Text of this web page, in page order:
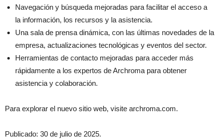
Navegación y búsqueda mejoradas para facilitar el acceso a
la información, los recursos y la asistencia.
Una sala de prensa dinámica, con las últimas novedades de la
empresa, actualizaciones tecnológicas y eventos del sector.
Herramientas de contacto mejoradas para acceder más
rápidamente a los expertos de Archroma para obtener
asistencia y colaboración.
Para explorar el nuevo sitio web, visite archroma.com.
Publicado: 30 de julio de 2025.